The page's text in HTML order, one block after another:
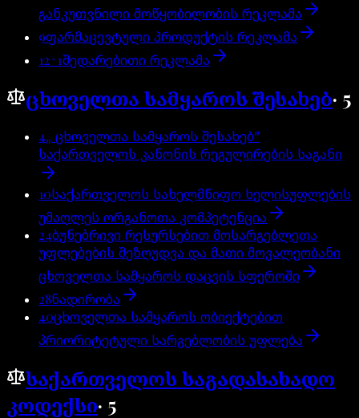
განკუთვნილი მოწყობილობის რეკლამა
9ფარმაცევტული პროდუქტის რეკლამა
12^1შედარებითი რეკლამა
ცხოველთა სამყაროს შესახებ· 5
4„ ცხოველთა სამყაროს შესახებ”
საქართველოს კანონის რეგულირების საგანი
10საქართველოს სახელმწიფო ხელისუფლების
უმაღლეს ორგანოთა კომპეტენცია
24ბუნებრივი რესურსებით მოსარგებლეთა
უფლებების შეზღუდვა და მათი მოვალეობანი
ცხოველთა სამყაროს დაცვის სფეროში
28ნადირობა
40ცხოველთა სამყაროს ობიექტებით
პრიორიტეტული სარგებლობის უფლება
საქართველოს საგადასახადო
კოდექსი· 5